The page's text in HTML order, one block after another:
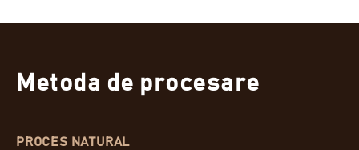
Metoda de procesare
PROCES NATURAL